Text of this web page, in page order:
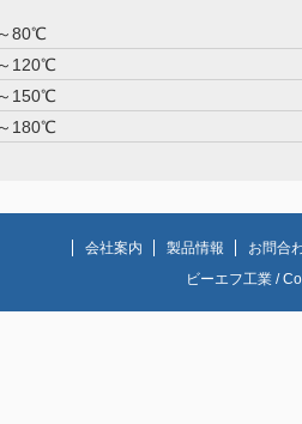
80℃
120℃
150℃
180℃
会社案内 製品情報
お問合
ビーエフ工業 /